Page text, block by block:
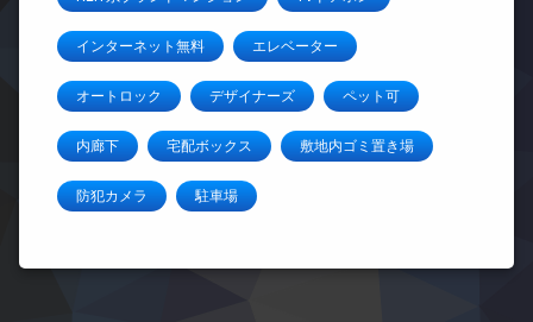
インターネット無料 エレベーター
オートロック デザイナーズ ペット可
内廊下 宅配ボックス 敷地内ゴミ置き場
防犯カメラ 駐車場